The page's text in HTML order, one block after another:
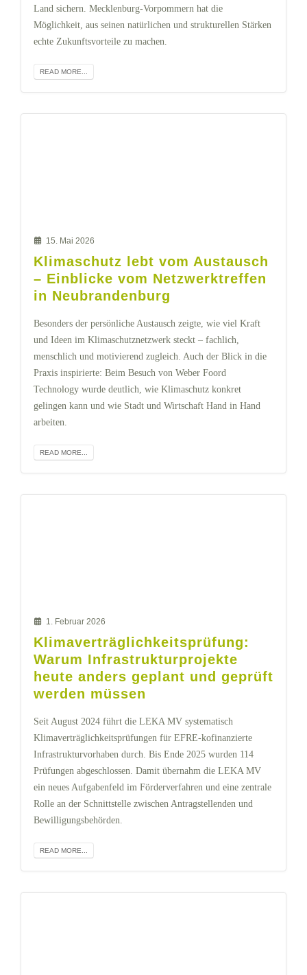
Land sichern. Mecklenburg-Vorpommern hat die
Möglichkeit, aus seinen natürlichen und strukturellen Stärken
echte Zukunftsvorteile zu machen.
READ MORE...
15. Mai 2026
Klimaschutz lebt vom Austausch
– Einblicke vom Netzwerktreffen
in Neubrandenburg
Besonders der persönliche Austausch zeigte, wie viel Kraft
und Ideen im Klimaschutznetzwerk steckt – fachlich,
menschlich und motivierend zugleich. Auch der Blick in die
Praxis inspirierte: Beim Besuch von Weber Foord
Technology wurde deutlich, wie Klimaschutz konkret
gelingen kann und wie Stadt und Wirtschaft Hand in Hand
arbeiten.
READ MORE...
1. Februar 2026
Klimaverträglichkeitsprüfung:
Warum Infrastrukturprojekte
heute anders geplant und geprüft
werden müssen
Seit August 2024 führt die LEKA MV systematisch
Klimaverträglichkeitsprüfungen für EFRE-kofinanzierte
Infrastrukturvorhaben durch. Bis Ende 2025 wurden 114
Prüfungen abgeschlossen. Damit übernahm die LEKA MV
ein neues Aufgabenfeld im Förderverfahren und eine zentrale
Rolle an der Schnittstelle zwischen Antragstellenden und
Bewilligungsbehörden.
READ MORE...